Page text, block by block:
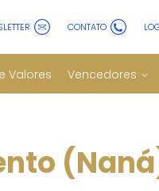
CONTATO
Valores Vencedores